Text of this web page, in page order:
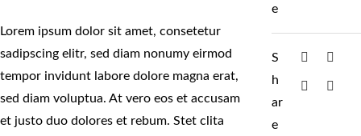
Lorem ipsum dolor sit amet, consetetur
sadipscing elitr, sed diam nonumy eirmod
tempor invidunt labore dolore magna erat,
sed diam voluptua. At vero eos et accusam
et justo duo dolores et rebum. Stet clita
e
S
h
ar
e